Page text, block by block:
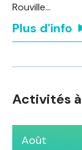
Rouville…
Plus d'info
Activités
Août